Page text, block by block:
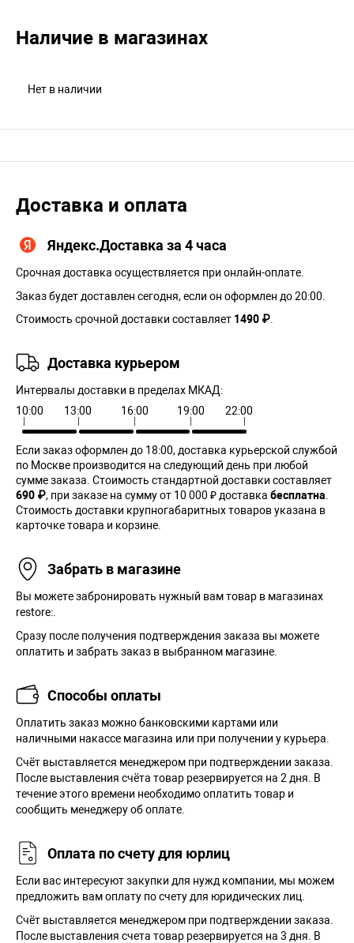
Наличие в магазинах
Нет в наличии
Доставка и оплата
Яндекс.Доставка за 4 часа
Срочная доставка осуществляется при онлайн-оплате.
Заказ будет доставлен сегодня, если он оформлен до 20:00.
Стоимость срочной доставки составляет 1490 ₽
Доставка курьером
Интервалы доставки в пределах МКАД:
10:00
13:00 16:00 19:00 22:00
Если заказ оформлен до 18:00, доставка курьерской службой
по Москве производится на следующий день при любой
сумме заказа. Cтоимость стандартной доставки составляет
690 ₽, при заказе на сумму от 10 000 ₽ доставка бесплатна
Стоимость доставки крупногабаритных товаров указана в
карточке товара и корзине.
Забрать в магазине
Вы можете забронировать нужный вам товар в магазинах
restore:.
Сразу после получения подтверждения заказа вы можете
оплатить и забрать заказ в выбранном магазине.
Способы оплаты
Оплатить заказ можно банковскими картами или
наличными накассе магазина или при получении у курьера.
Cчёт выставляется менеджером при подтверждении заказа.
После выставления счёта товар резервируется на 2 дня. В
течение этого времени необходимо оплатить товар и
сообщить менеджеру об оплате.
Оплата по счету для юрлиц
Если вас интересуют закупки для нужд компании, мы можем
предложить вам оплату по счету для юридических лиц.
Счёт выставляется менеджером при подтверждении заказа.
После выставления счета товар резервируется на 3 дня. В